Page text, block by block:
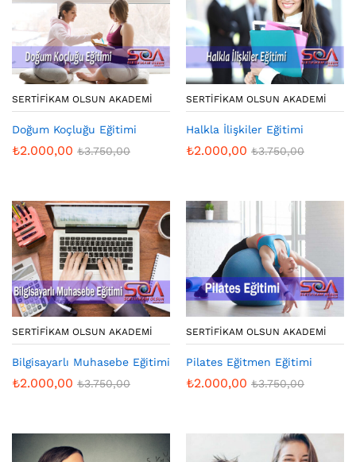
SERTIFIKAM OLSUN AKADEMI
Doğum Koçluğu Eğitimi
₺2.000,00 ₺3.750,00
SERTIFIKAM OLSUN AKADEMI
Halkla İlişkiler Eğitimi
₺2.000,00 ₺3.750,00
SERTIFIKAM OLSUN AKADEMI
Bilgisayarlı Muhasebe Eğitimi
₺2.000,00 ₺3.750,00
SERTIFIKAM OLSUN AKADEMI
Pilates Eğitmen Eğitimi
₺2.000,00 ₺3.750,00